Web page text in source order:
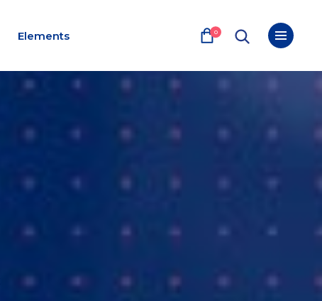
Elements
Blog list
Team
Portfolio list
0